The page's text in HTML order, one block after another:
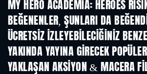
MY HERO ACADEMIA: HEROES
BEĞENENLER, ŞUNLARI DA
ÜCRETSIZ IZLEYEBILECIĞINIZ
YAKINDA YAYINA GIRECEK
YAKLAŞAN AKSIYON & MACERA